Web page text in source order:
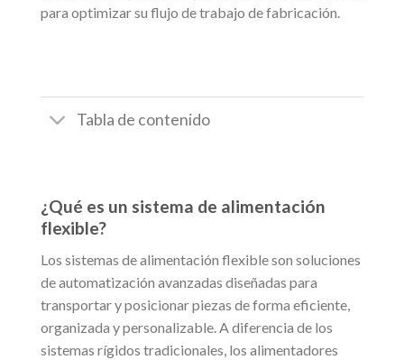
para optimizar su flujo de trabajo de fabricación.
Tabla de contenido
¿Qué es un sistema de alimentación
flexible?
Los sistemas de alimentación flexible son soluciones
de automatización avanzadas diseñadas para
transportar y posicionar piezas de forma eficiente,
organizada y personalizable. A diferencia de los
sistemas rígidos tradicionales, los alimentadores